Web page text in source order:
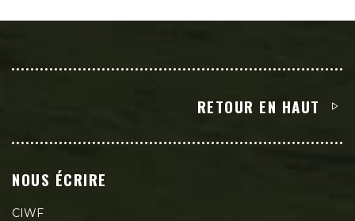
RETOUR EN HAUT
NOUS ÉCRIRE
CIWF